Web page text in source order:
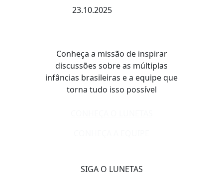
23.10.2025
Conheça a missão de inspirar
discussões sobre as múltiplas
infâncias brasileiras e a equipe que
torna tudo isso possível
SIGA O LUNETAS